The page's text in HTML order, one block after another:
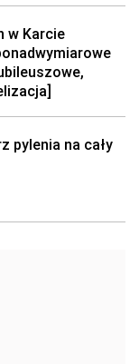
w Karcie
pylenia na cały